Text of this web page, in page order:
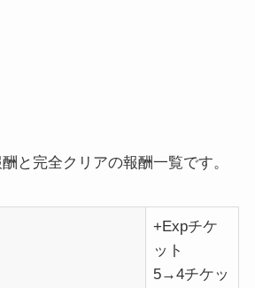
と完全クリアの報酬一覧です。
+Expチケ
ット
5→4チケッ